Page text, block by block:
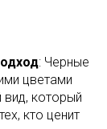
: Черные
цветами
вид, который
кто ценит